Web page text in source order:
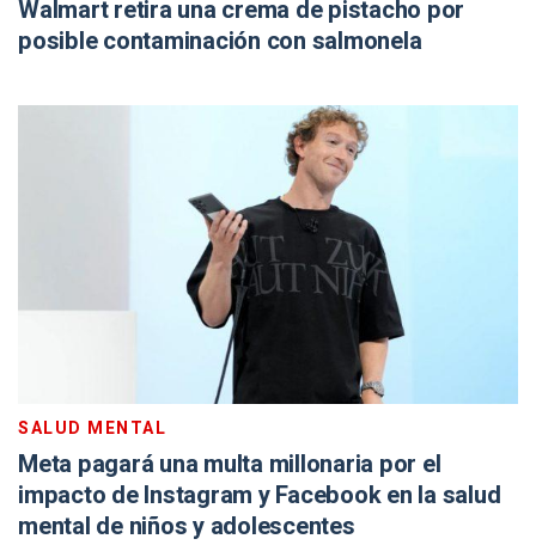
Walmart retira una crema de pistacho por
posible contaminación con salmonela
SALUD MENTAL
Meta pagará una multa millonaria por el
impacto de Instagram y Facebook en la salud
mental de niños y adolescentes